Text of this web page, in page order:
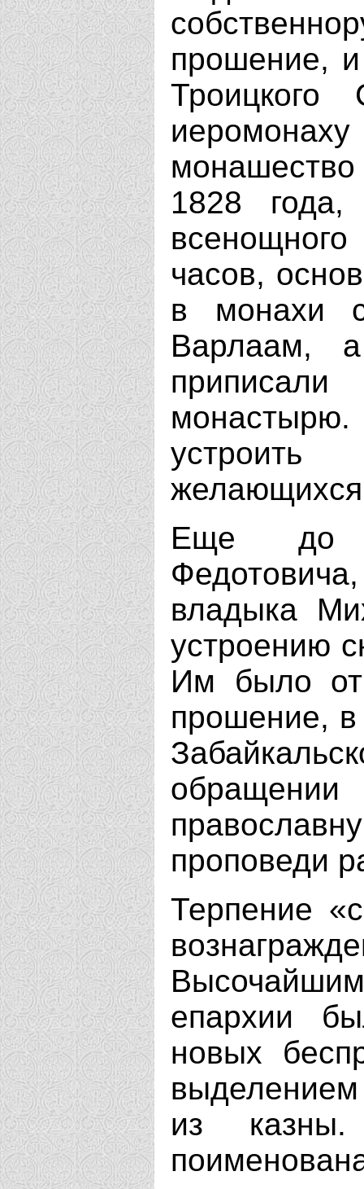
прошение,
Троицкого
монашество
1828
часов,
в монахи
Варлаам,
приписали
устроить
желающихся
Еще до
владыка
устроению
Им было
прошение,
проповеди
Терпение
епархии
новых
из